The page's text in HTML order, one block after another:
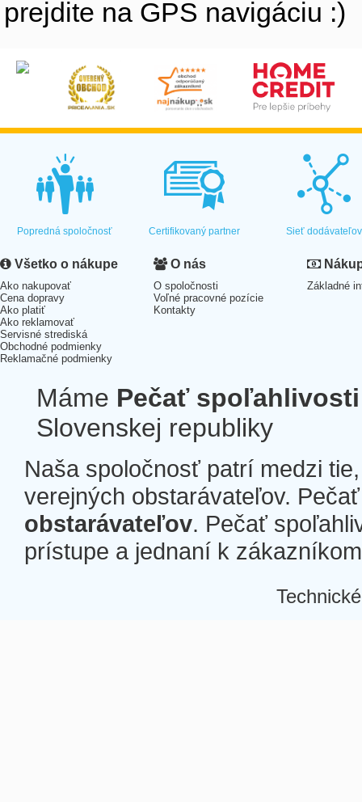
prejdite na GPS navigáciu :)
Popredná spoločnosť Certifikovaný partner Sieť dodávateľov
Všetko o nákupe
Ako nakupovať
Cena dopravy
Ako platiť
Ako reklamovať
Servisné strediská
Obchodné podmienky
Reklamačné podmienky
O nás
O spoločnosti
Voľné pracovné pozície
Kontakty
Základné
Máme Pečať spoľahlivosti
Slovenskej republiky
Naša spoločnosť patrí medzi
verejných obstarávateľov.
obstarávateľov. Pečať
prístupe a jednaní k